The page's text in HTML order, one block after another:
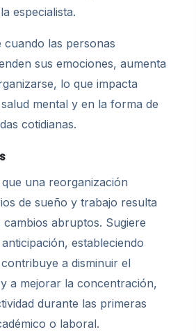
especialista.
cuando las personas
sus emociones, aumenta
lo que impacta
mental y en la forma de
cotidianas.
una reorganización
de sueño y trabajo resulta
abruptos. Sugiere
estableciendo
a disminuir el
a mejorar la concentración,
durante las primeras
o laboral.